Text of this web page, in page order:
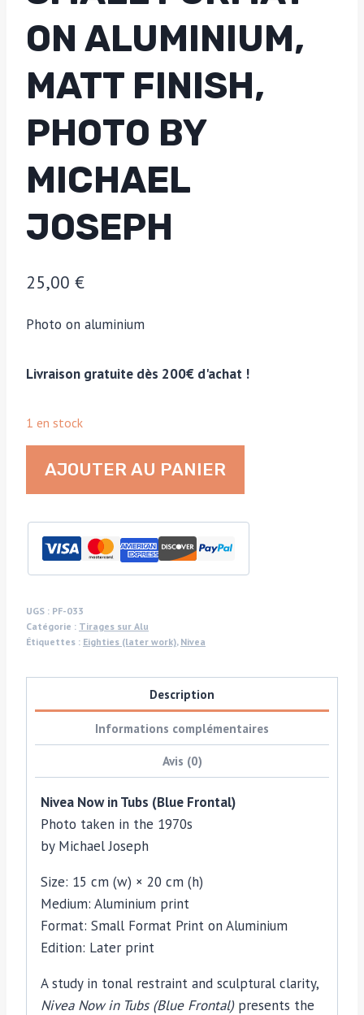
ON ALUMINIUM,
MATT FINISH,
PHOTO BY
MICHAEL
JOSEPH
25,00 €
Photo on aluminium
Livraison gratuite dès 200€ d'achat !
1 en stock
Nivea
now
tubs
blue
frontal
small
aluminium,
photo
Michael
AJOUTER AU PANIER
UGS : PF-033
Catégorie : Tirages sur Alu
Étiquettes : Eighties (later work), Nivea
Description
Informations complémentaires
Avis (0)
Nivea Now in Tubs (Blue Frontal)
Photo taken in the 1970s
by Michael Joseph
Size: 15 cm (w) × 20 cm (h)
Medium: Aluminium print
Format: Small Format Print on Aluminium
Edition: Later print
A study in tonal restraint and sculptural clarity,
Nivea Now in Tubs (Blue Frontal)presents the